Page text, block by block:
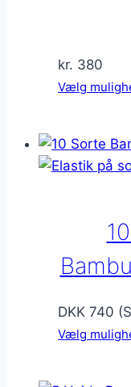
kr. 380
Vælg
DKK 740
Vælg